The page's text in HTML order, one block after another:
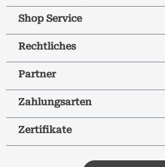
Shop Service
Rechtliches
Partner
Zahlungsarten
Zertifikate